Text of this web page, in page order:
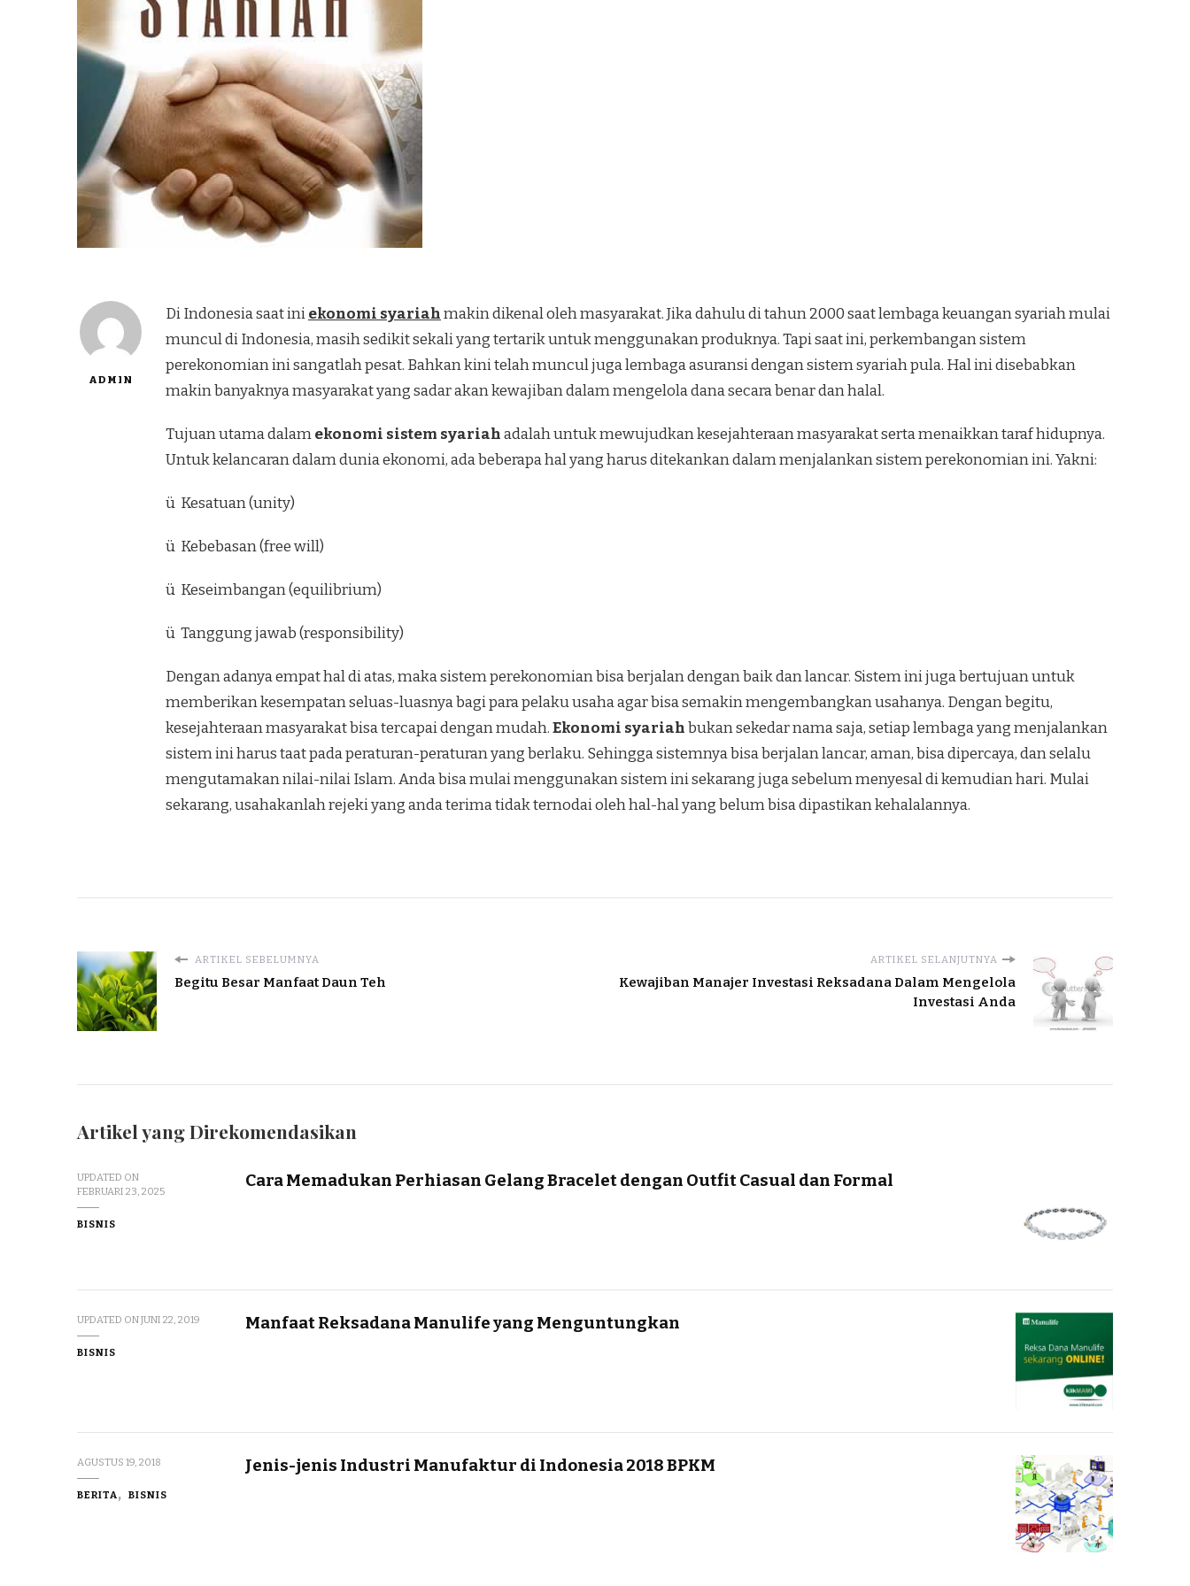
ADMIN
Di Indonesia saat iniekonomi syariahmakin dikenal oleh masyarakat. Jika dahulu di tahun 2000 saat lembaga keuangan syariah mulai
muncul di Indonesia, masih sedikit sekali yang tertarik untuk menggunakan produknya. Tapi saat ini, perkembangan sistem
perekonomian ini sangatlah pesat. Bahkan kini telah muncul juga lembaga asuransi dengan sistem syariah pula. Hal ini disebabkan
makin banyaknya masyarakat yang sadar akan kewajiban dalam mengelola dana secara benar dan halal.
Tujuan utama dalamekonomi sistem syariahadalah untuk mewujudkan kesejahteraan masyarakat serta menaikkan taraf hidupnya.
Untuk kelancaran dalam dunia ekonomi, ada beberapa hal yang harus ditekankan dalam menjalankan sistem perekonomian ini. Yakni:
ü Kesatuan (unity)
ü Kebebasan (free will)
ü Keseimbangan (equilibrium)
ü Tanggung jawab (responsibility)
Dengan adanya empat hal di atas, maka sistem perekonomian bisa berjalan dengan baik dan lancar. Sistem ini juga bertujuan untuk
memberikan kesempatan seluas-luasnya bagi para pelaku usaha agar bisa semakin mengembangkan usahanya. Dengan begitu,
kesejahteraan masyarakat bisa tercapai dengan mudah.Ekonomi syariahbukan sekedar nama saja, setiap lembaga yang menjalankan
sistem ini harus taat pada peraturan-peraturan yang berlaku. Sehingga sistemnya bisa berjalan lancar, aman, bisa dipercaya, dan selalu
mengutamakan nilai-nilai Islam. Anda bisa mulai menggunakan sistem ini sekarang juga sebelum menyesal di kemudian hari. Mulai
sekarang, usahakanlah rejeki yang anda terima tidak ternodai oleh hal-hal yang belum bisa dipastikan kehalalannya.
ARTIKEL SEBELUMNYA
Begitu Besar Manfaat Daun Teh
ARTIKEL SELANJUTNYA
Kewajiban Manajer Investasi Reksadana Dalam Mengelola
Investasi Anda
Artikel yang Direkomendasikan
UPDATED ON
FEBRUARI 23, 2025
BISNIS
Cara Memadukan Perhiasan Gelang Bracelet dengan Outfit Casual dan Formal
UPDATED ONJUNI 22, 2019
BISNIS
Manfaat Reksadana Manulife yang Menguntungkan
AGUSTUS 19, 2018
BERITA BISNIS
Jenis-jenis Industri Manufaktur di Indonesia 2018 BPKM